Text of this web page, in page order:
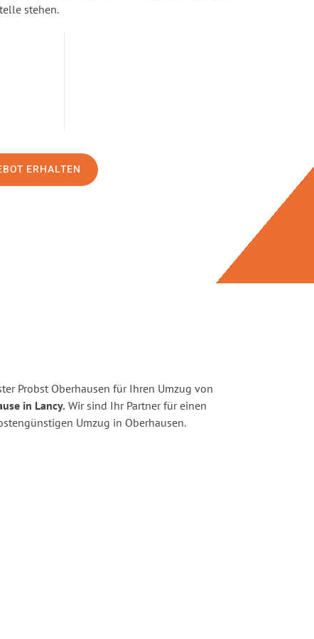
stehen.
ERHALTEN
Probst Oberhausen für Ihren Umzug von
in Lancy. Wir sind Ihr Partner für einen
Umzug in Oberhausen.